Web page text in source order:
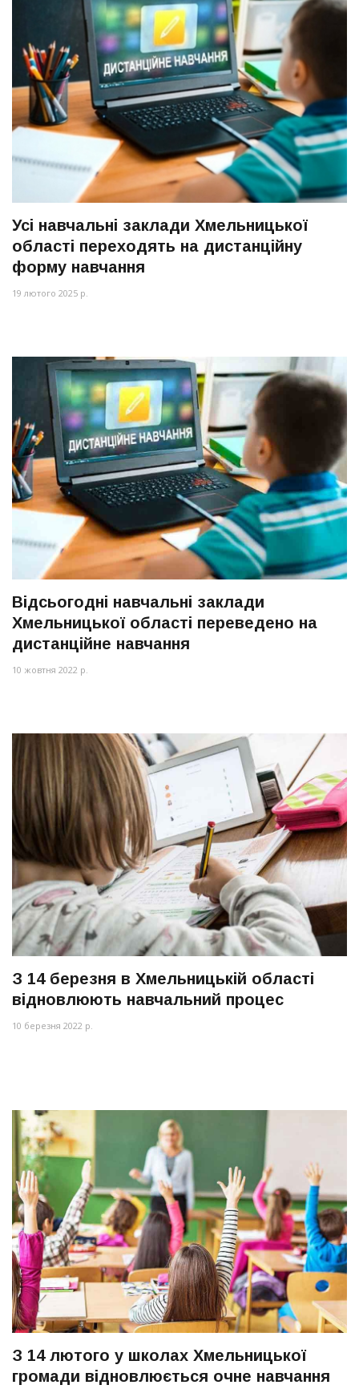
Усі навчальні заклади Хмельницької
області переходять на дистанційну
форму навчання
19 лютого 2025 р.
Відсьогодні навчальні заклади
Хмельницької області переведено на
дистанційне навчання
10 жовтня 2022 р.
З 14 березня в Хмельницькій області
відновлюють навчальний процес
10 березня 2022 р.
З 14 лютого у школах Хмельницької
громади відновлюється очне навчання